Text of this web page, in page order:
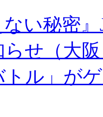
い秘密
せ（大
トル」が